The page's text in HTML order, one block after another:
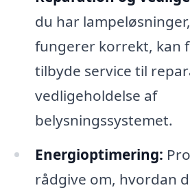
du har
fungerer korrekt, kan
tilbyde service til
vedligeholdelse af
belysningssystemet.
Energioptimering:
rådgive om, hvordan